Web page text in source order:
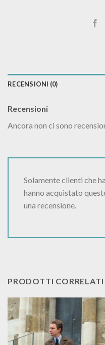
RECENSIONI (0)
Recensioni
Ancora non ci sono
Solamente clienti che
hanno acquistato
una recensione.
PRODOTTI CORRELATI